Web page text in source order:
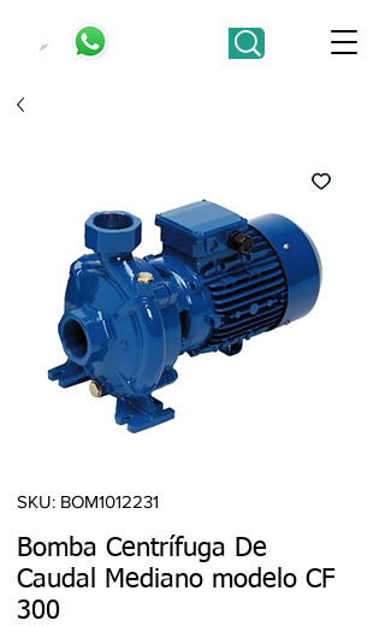
SKU: BOM1012231
Bomba Centrífuga De
Caudal Mediano modelo CF
300